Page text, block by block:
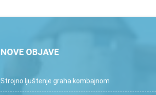
NOVE OBJAVE
Strojno ljuštenje graha kombajnom